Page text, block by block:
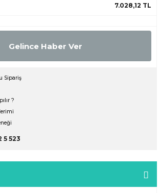
7.028,12 TL
Gelince Haber Ver
Sipariş
?
5 523